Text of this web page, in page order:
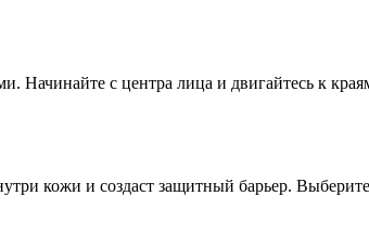
с центра лица и двигайтесь к
кожи и создаст защитный барьер.